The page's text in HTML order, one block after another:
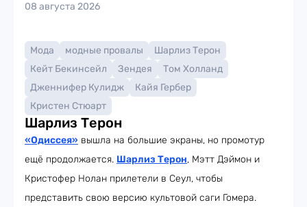
08 августа 2026
Мода модные провалы
Шарлиз Терон
Кейт Бекинсейл
Зендея
Том Холланд
Дженнифер Кулидж
Кайя Гербер
Кристен Стюарт
Шарлиз Терон
«Одиссея» вышла на большие экраны, но промотур
ещё продолжается. Шарлиз Терон, Мэтт Дэймон и
Кристофер Нолан прилетели в Сеул, чтобы
представить свою версию культовой саги Гомера.